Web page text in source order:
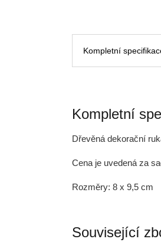
Kompletní
Kompletní
Dřevěná dekorační
Cena je uvedená za
Rozměry: 8 x 9,5 cm
Související